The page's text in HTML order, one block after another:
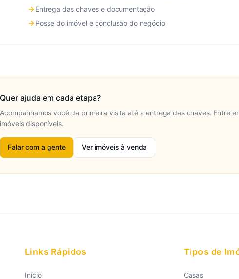
Entrega das chaves e documentação
Posse do imóvel e conclusão do negócio
Quer ajuda em cada etapa?
Acompanhamos você da primeira visita até a entrega das chaves. Entre
imóveis disponíveis.
Falar com a gente Ver imóveis à venda
Links Rápidos
Início
Tipos de
Casas